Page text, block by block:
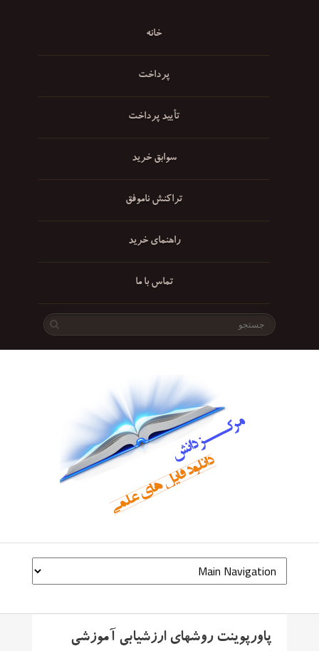
خانه
پرداخت
تأیید پرداخت
سوابق خرید
تراکنش ناموفق
راهنمای خرید
تماس با ما
پاورپوینت روشهای ارزشیابی آموزشی